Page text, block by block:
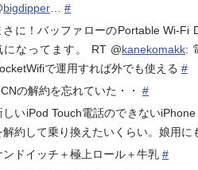
bigdipper
#
さに！バッファローのPortable Wi-Fi
になってます。 RT @kanekomakk:
で運用すれば外でも使える #
の解約を忘れていた・・ #
しいiPod Touch電話のできない
解約して乗り換えたいくらい。娘用に
ンドイッチ＋極上ロール＋牛乳 #